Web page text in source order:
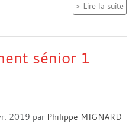
Lire la suite
sénior 1
2019 par Philippe MIGNARD